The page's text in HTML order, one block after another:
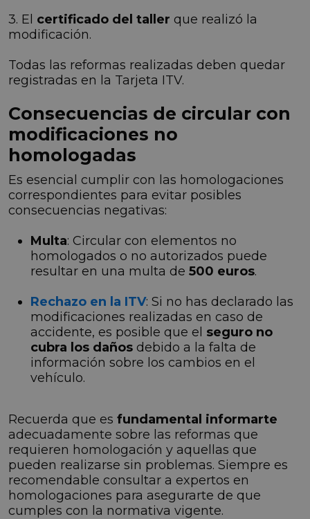
3. El certificado del taller que realizó la
modificación.
Todas las reformas realizadas deben quedar
registradas en la Tarjeta ITV.
Consecuencias de circular con
modificaciones no
homologadas
Es esencial cumplir con las homologaciones
correspondientes para evitar posibles
consecuencias negativas:
Multa: Circular con elementos no
homologados o no autorizados puede
resultar en una multa de 500 euros.
Rechazo en la ITV: Si no has declarado las
modificaciones realizadas en caso de
accidente, es posible que el seguro no
cubra los daños debido a la falta de
información sobre los cambios en el
vehículo.
Recuerda que es fundamental informarte
adecuadamente sobre las reformas que
requieren homologación y aquellas que
pueden realizarse sin problemas. Siempre es
recomendable consultar a expertos en
homologaciones para asegurarte de que
cumples con la normativa vigente.